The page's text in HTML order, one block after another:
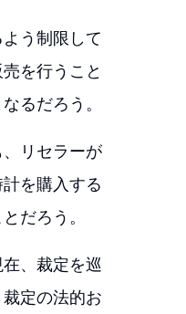
う制限して
を行うこと
るだろう。
リセラーが
を購入する
だろう。
、裁定を巡
定の法的お